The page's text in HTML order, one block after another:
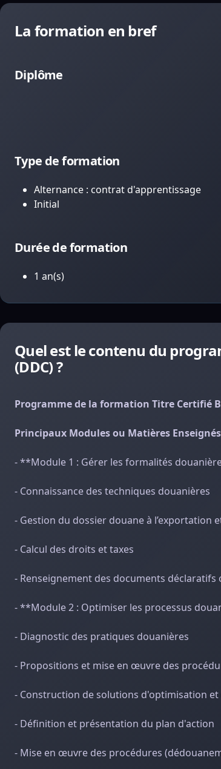
La formation en bref
Diplôme
Type de formation
Alternance : contrat d'apprentissage
Initial
Durée de formation
1 an(s)
Quel est le contenu du
(DDC) ?
Programme de la formation Titre Certifié
Principaux Modules ou Matières Enseignés
- **Module 1 : Gérer les formalités
- Connaissance des techniques douanières
- Gestion du dossier douane à l’exportation
- Calcul des droits et taxes
- Renseignement des documents déclaratifs
- **Module 2 : Optimiser les processus
- Diagnostic des pratiques douanières
- Propositions et mise en œuvre des
- Construction de solutions d'optimisation
- Définition et présentation du plan d'action
- Mise en œuvre des procédures